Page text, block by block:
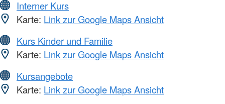
Interner Kurs
Karte: Link zur Google Maps Ansicht
Kurs Kinder und Familie
Karte: Link zur Google Maps Ansicht
Kursangebote
Karte: Link zur Google Maps Ansicht